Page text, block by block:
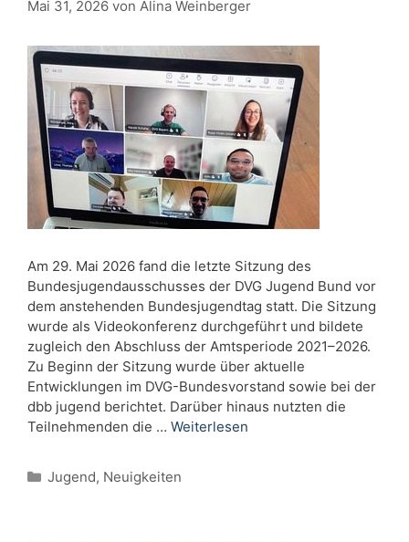
Mai 31, 2026 von Alina Weinberger
Am 29. Mai 2026 fand die letzte Sitzung des
Bundesjugendausschusses der DVG Jugend Bund vor
dem anstehenden Bundesjugendtag statt. Die Sitzung
wurde als Videokonferenz durchgeführt und bildete
zugleich den Abschluss der Amtsperiode 2021–2026.
Zu Beginn der Sitzung wurde über aktuelle
Entwicklungen im DVG-Bundesvorstand sowie bei der
dbb jugend berichtet. Darüber hinaus nutzten die
Teilnehmenden die … Weiterlesen
Kategorien
Jugend, Neuigkeiten